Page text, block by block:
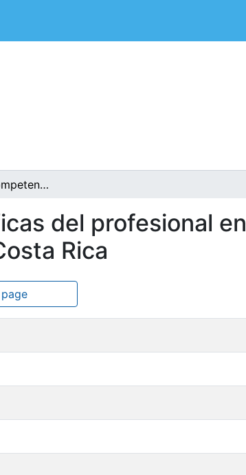
Valoración de competencias específicas del profesional en psicología desde la Universidad de Costa Rica
del profesional en
Rica